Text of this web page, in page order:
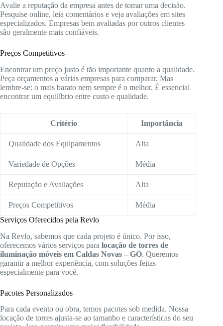
Avalie a reputação da empresa antes de tomar uma decisão.
Pesquise online, leia comentários e veja avaliações em sites
especializados. Empresas bem avaliadas por outros clientes
são geralmente mais confiáveis.
Preços Competitivos
Encontrar um preço justo é tão importante quanto a qualidade.
Peça orçamentos a várias empresas para comparar. Mas
lembre-se: o mais barato nem sempre é o melhor. É essencial
encontrar um equilíbrio entre custo e qualidade.
Critério Importância
Qualidade dos Equipamentos Alta
Variedade de Opções Média
Reputação e Avaliações Alta
Preços Competitivos
Média
Serviços Oferecidos pela Revlo
Na Revlo, sabemos que cada projeto é único. Por isso,
oferecemos vários serviços para locação de torres de
iluminação móveis em Caldas Novas – GO. Queremos
garantir a melhor experiência, com soluções feitas
especialmente para você.
Pacotes Personalizados
Para cada evento ou obra, temos pacotes sob medida. Nossa
locação de torres ajusta-se ao tamanho e características do seu